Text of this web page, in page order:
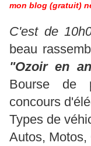
mon blog (gratuit)
C'est de
beau
"Ozoir en
Bourse de
concours
Types de
Autos, Motos,